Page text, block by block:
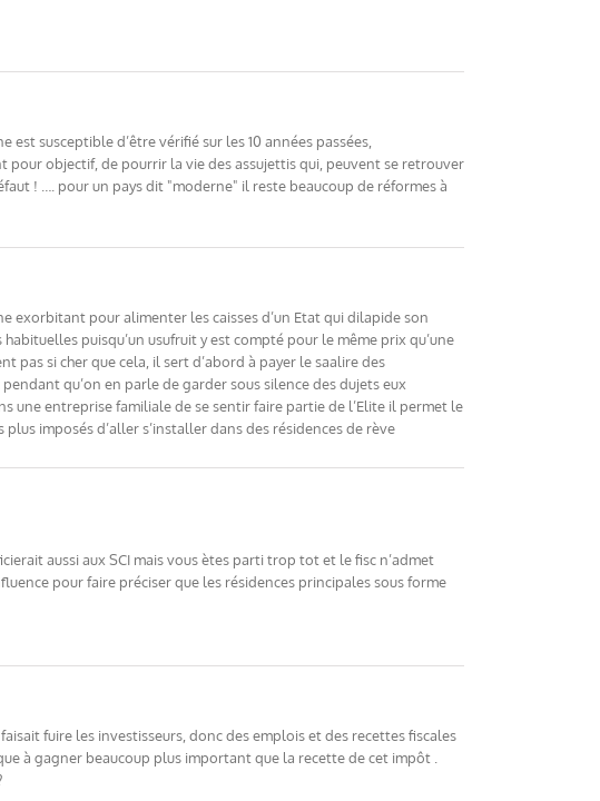
susceptible d’être vérifié sur les 10 années passées,
pour objectif, de pourrir la vie des assujettis qui, peuvent se retrouver
! …. pour un pays dit "moderne" il reste beaucoup de réformes à
exorbitant pour alimenter les caisses d’un Etat qui dilapide son
puisqu’un usufruit y est compté pour le même prix qu’une
pas si cher que cela, il sert d’abord à payer le saalire des
qu’on en parle de garder sous silence des dujets eux
une entreprise familiale de se sentir faire partie de l’Elite il permet le
imposés d’aller s’installer dans des résidences de rève
aussi aux SCI mais vous ètes parti trop tot et le fisc n’admet
pour faire préciser que les résidences principales sous forme
fuire les investisseurs, donc des emplois et des recettes fiscales
à gagner beaucoup plus important que la recette de cet impôt .